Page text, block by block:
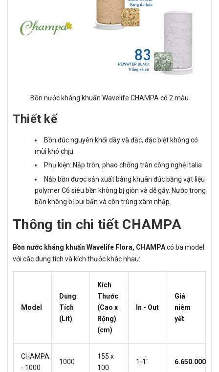
Bồn nước kháng khuẩn Wavelife CHAMPA có 2 màu
Thiết kế
Bồn đúc nguyên khối dầy và đặc, đặc biệt không có
mùi khó chịu
Phụ kiện: Nắp tròn, phao chống tràn công nghệ Italia
Nắp bồn được sản xuất bằng khuân đúc bằng vật liệu
polymer C6 siêu bền không bị giòn và dễ gẫy. Nước trong
bồn không bị bui bẩn và côn trùng xâm nhập.
Thông tin chi tiết CHAMPA
Bồn nước kháng khuẩn Wavelife Flora, CHAMPAcó ba model
với các dung tích và kích thước khác nhau:
Model
Dung
Tích
(Lít)
Kích
Thước
(Cao x
Rộng)
(cm)
In - Out
Giá
niêm
yết
CHAMPA
- 1000
1000
155 x
100
1-1" 6.650.000đ